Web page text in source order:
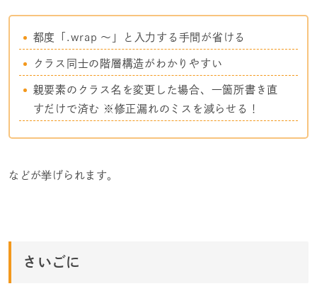
都度「.wrap 〜」と入力する手間が省ける
クラス同士の階層構造がわかりやすい
親要素のクラス名を変更した場合、一箇所書き直
すだけで済む ※修正漏れのミスを減らせる！
などが挙げられます。
さいごに